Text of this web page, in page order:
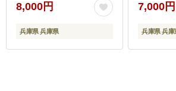
8,000円
兵庫県 兵庫県
7,000円
兵庫県 兵庫